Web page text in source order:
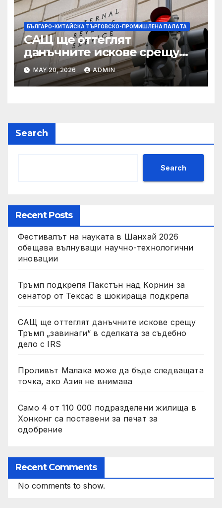
БЪЛГАРО-КИТАЙСКА ТЪРГОВСКО-ПРОМИШЛЕНА ПАЛAТА
САЩ ще оттеглят
данъчните искове срещу
Тръмп „завинаги“ в
сделката за съдебно дело с
IRS
MAY 20, 2026 ADMIN
Search
Search
Recent Posts
Фестивалът на науката в Шанхай 2026
обещава вълнуващи научно-технологични
иновации
Тръмп подкрепя Пакстън над Корнин за
сенатор от Тексас в шокираща подкрепа
САЩ ще оттеглят данъчните искове срещу
Тръмп „завинаги“ в сделката за съдебно
дело с IRS
Проливът Малака може да бъде следващата
точка, ако Азия не внимава
Само 4 от 110 000 подразделени жилища в
Хонконг са поставени за печат за
одобрение
Recent Comments
No comments to show.